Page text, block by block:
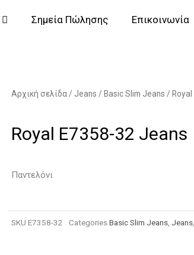
Σημεία Πώλησης Επικοινωνία
Αρχική σελίδα / Jeans / Basic Slim Jeans / Royal
Royal E7358-32 Jeans
Παντελόνι
SKU E7358-32 CategoriesBasic Slim Jeans Jeans